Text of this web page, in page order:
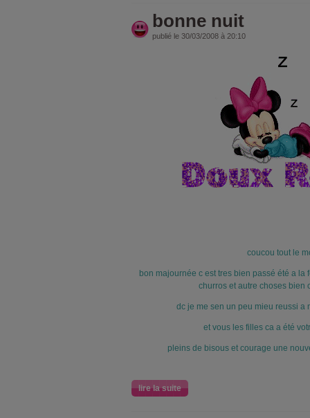
bonne nuit
publié le 30/03/2008 à 20:10
coucou tout le
bon majournée c est tres bien passé été a la
churros et autre choses bien
dc je me sen un peu mieu reussi a
et vous les filles ca a été
pleins de bisous et courage une
lire la suite